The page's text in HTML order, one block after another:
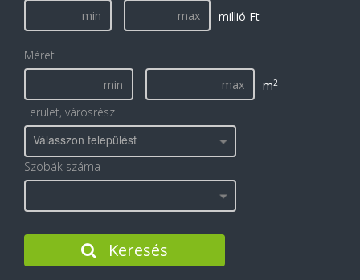
-
millió Ft
Méret
-
m2
Terület, városrész
Válasszon települést
Szobák száma
Keresés